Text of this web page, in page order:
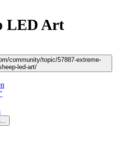
LED Art
community/topic/57887-extreme-
led-art/